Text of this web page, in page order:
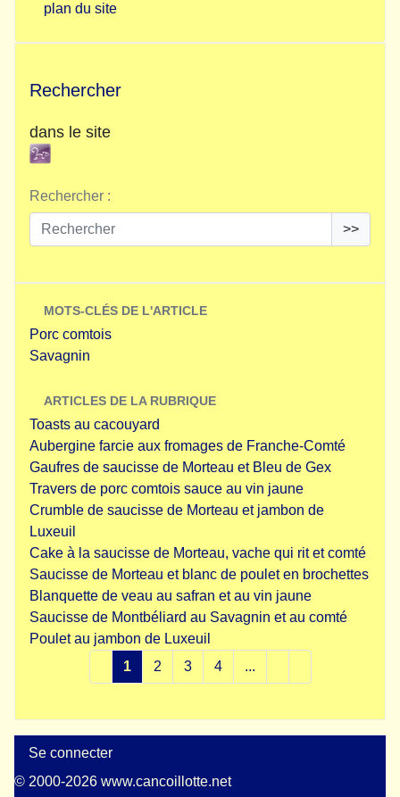
plan du site
Rechercher
dans le site
Rechercher :
>>
MOTS-CLÉS DE L'ARTICLE
Porc comtois
Savagnin
ARTICLES DE LA RUBRIQUE
Toasts au cacouyard
Aubergine farcie aux fromages de Franche-Comté
Gaufres de saucisse de Morteau et Bleu de Gex
Travers de porc comtois sauce au vin jaune
Crumble de saucisse de Morteau et jambon de
Luxeuil
Cake à la saucisse de Morteau, vache qui rit et comté
Saucisse de Morteau et blanc de poulet en brochettes
Blanquette de veau au safran et au vin jaune
Saucisse de Montbéliard au Savagnin et au comté
Poulet au jambon de Luxeuil
1
2 3 4 ...
Se connecter
© 2000-2026 www.cancoillotte.net